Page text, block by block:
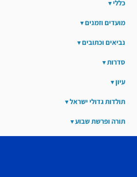
כללי
מועדים וזמנים
נביאים וכתובים
סדרות
עיון
תולדות גדולי ישראל
תורה ופרשת שבוע